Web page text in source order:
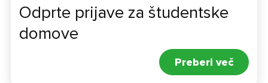
Odprte prijave za študentske
domove
Preberi več